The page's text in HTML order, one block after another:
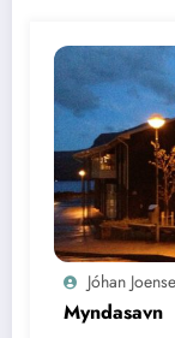
Jóhan
Myndasavn